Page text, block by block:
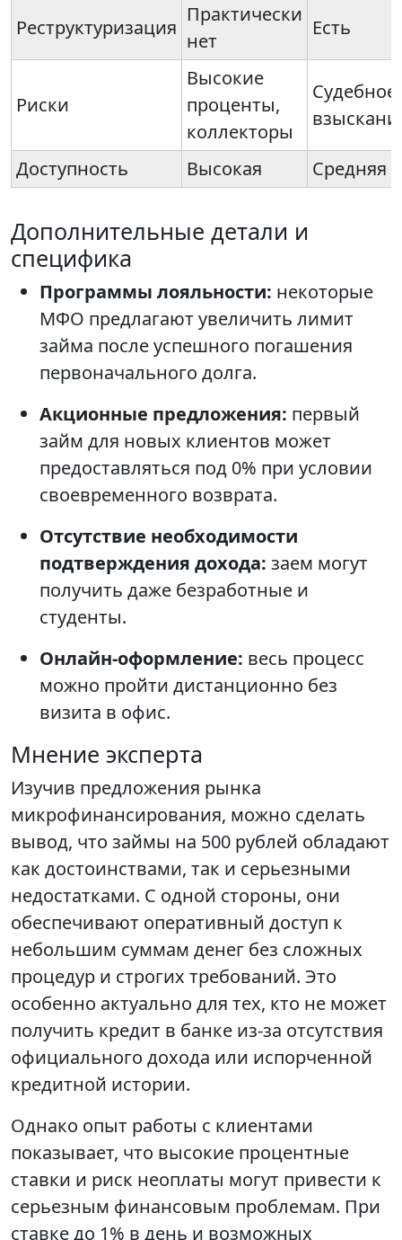
Реструктуризация
Практически
нет
Есть
Риски
Высокие
проценты,
коллекторы
Судебное
Доступность Высокая Средняя
Дополнительные детали и
специфика
Программы лояльности: некоторые
МФО предлагают увеличить лимит
займа после успешного погашения
первоначального долга.
Акционные предложения: первый
займ для новых клиентов может
предоставляться под 0% при условии
своевременного возврата.
Отсутствие необходимости
подтверждения дохода: заем могут
получить даже безработные и
студенты.
Онлайн-оформление: весь процесс
можно пройти дистанционно без
визита в офис.
Мнение эксперта
Изучив предложения рынка
микрофинансирования, можно сделать
вывод, что займы на 500 рублей обладают
как достоинствами, так и серьезными
недостатками. С одной стороны, они
обеспечивают оперативный доступ к
небольшим суммам денег без сложных
процедур и строгих требований. Это
особенно актуально для тех, кто не может
получить кредит в банке из-за отсутствия
официального дохода или испорченной
кредитной истории.
Однако опыт работы с клиентами
показывает, что высокие процентные
ставки и риск неоплаты могут привести к
серьезным финансовым проблемам. При
ставке до 1% в день и возможных